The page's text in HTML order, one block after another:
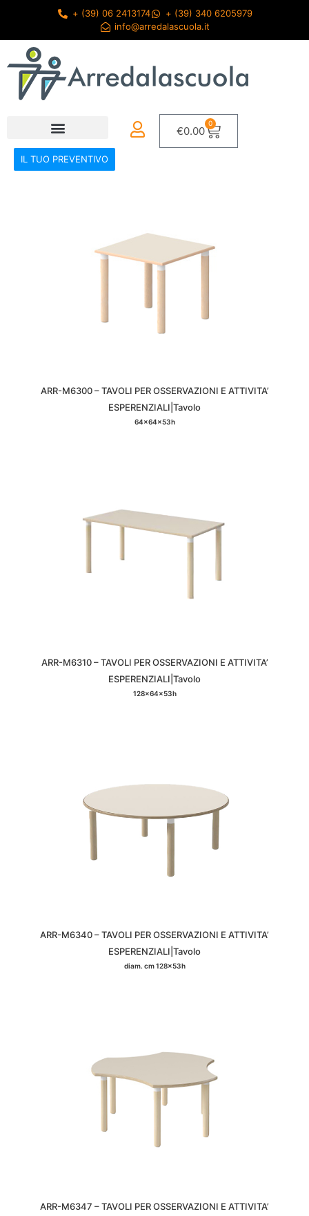
+ (39) 06 2413174
+ (39) 340 6205979
info@arredalascuola.it
€0.00
0
IL TUO PREVENTIVO
ARR-M6300 – TAVOLI PER OSSERVAZIONI E ATTIVITA’
ESPERENZIALI|Tavolo
64x64x53h
ARR-M6310 – TAVOLI PER OSSERVAZIONI E ATTIVITA’
ESPERENZIALI|Tavolo
128x64x53h
ARR-M6340 – TAVOLI PER OSSERVAZIONI E ATTIVITA’
ESPERENZIALI|Tavolo
diam. cm 128x53h
ARR-M6347 – TAVOLI PER OSSERVAZIONI E ATTIVITA’